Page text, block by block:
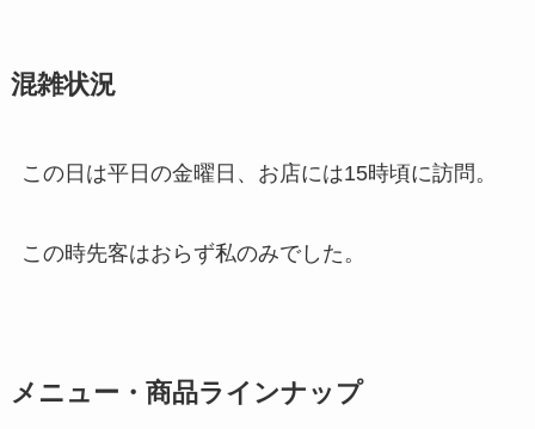
混雑状況
この日は平日の金曜日、お店には15時頃に訪問。
この時先客はおらず私のみでした。
メニュー・商品ラインナップ